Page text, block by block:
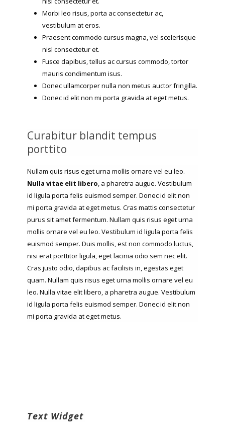
Morbi leo risus, porta ac consectetur ac,
vestibulum at eros.
Praesent commodo cursus magna, vel scelerisque
nisl consectetur et.
Fusce dapibus, tellus ac cursus commodo, tortor
mauris condimentum isus.
Donec ullamcorper nulla non metus auctor fringilla.
Donec id elit non mi porta gravida at eget metus.
Curabitur blandit tempus
porttito
Nullam quis risus eget urna mollis ornare vel eu leo.
Nulla vitae elit libero, a pharetra augue. Vestibulum
id ligula porta felis euismod semper. Donec id elit non
mi porta gravida at eget metus. Cras mattis consectetur
purus sit amet fermentum. Nullam quis risus eget urna
mollis ornare vel eu leo. Vestibulum id ligula porta felis
euismod semper. Duis mollis, est non commodo luctus,
nisi erat porttitor ligula, eget lacinia odio sem nec elit.
Cras justo odio, dapibus ac facilisis in, egestas eget
quam. Nullam quis risus eget urna mollis ornare vel eu
leo. Nulla vitae elit libero, a pharetra augue. Vestibulum
id ligula porta felis euismod semper. Donec id elit non
mi porta gravida at eget metus.
Text Widget